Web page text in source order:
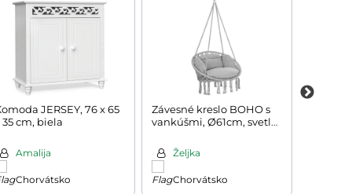
JERSEY, 76 x 65
35 cm, biela
Amalija
Chorvátsko
Závesné kreslo BOHO s
vankúšmi, Ø61cm, svetlo
Željka
Chorvátsko